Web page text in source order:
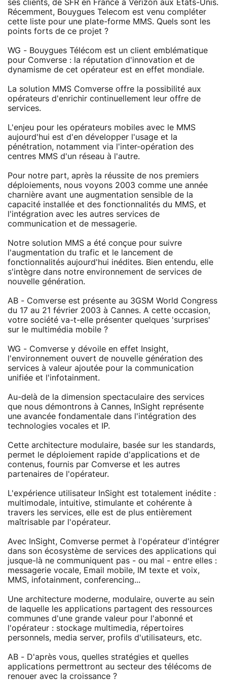
ses clients, de SFR en France à Verizon aux Etats-Unis.
Récemment, Bouygues Telecom est venu compléter
cette liste pour une plate-forme MMS. Quels sont les
points forts de ce projet ?
WG - Bouygues Télécom est un client emblématique
pour Comverse : la réputation d'innovation et de
dynamisme de cet opérateur est en effet mondiale.
La solution MMS Comverse offre la possibilité aux
opérateurs d'enrichir continuellement leur offre de
services.
L'enjeu pour les opérateurs mobiles avec le MMS
aujourd'hui est d'en développer l'usage et la
pénétration, notamment via l'inter-opération des
centres MMS d'un réseau à l'autre.
Pour notre part, après la réussite de nos premiers
déploiements, nous voyons 2003 comme une année
charnière avant une augmentation sensible de la
capacité installée et des fonctionnalités du MMS, et
l'intégration avec les autres services de
communication et de messagerie.
Notre solution MMS a été conçue pour suivre
l'augmentation du trafic et le lancement de
fonctionnalités aujourd'hui inédites. Bien entendu, elle
s'intègre dans notre environnement de services de
nouvelle génération.
AB - Comverse est présente au 3GSM World Congress
du 17 au 21 février 2003 à Cannes. A cette occasion,
votre société va-t-elle présenter quelques 'surprises'
sur le multimédia mobile ?
WG - Comverse y dévoile en effet Insight,
l'environnement ouvert de nouvelle génération des
services à valeur ajoutée pour la communication
unifiée et l'infotainment.
Au-delà de la dimension spectaculaire des services
que nous démontrons à Cannes, InSight représente
une avancée fondamentale dans l'intégration des
technologies vocales et IP.
Cette architecture modulaire, basée sur les standards,
permet le déploiement rapide d'applications et de
contenus, fournis par Comverse et les autres
partenaires de l'opérateur.
L'expérience utilisateur InSight est totalement inédite :
multimodale, intuitive, stimulante et cohérente à
travers les services, elle est de plus entièrement
maîtrisable par l'opérateur.
Avec InSight, Comverse permet à l'opérateur d'intégrer
dans son écosystème de services des applications qui
jusque-là ne communiquent pas - ou mal - entre elles :
messagerie vocale, Email mobile, IM texte et voix,
MMS, infotainment, conferencing...
Une architecture moderne, modulaire, ouverte au sein
de laquelle les applications partagent des ressources
communes d'une grande valeur pour l'abonné et
l'opérateur : stockage multimedia, répertoires
personnels, media server, profils d'utilisateurs, etc.
AB - D'après vous, quelles stratégies et quelles
applications permettront au secteur des télécoms de
renouer avec la croissance ?